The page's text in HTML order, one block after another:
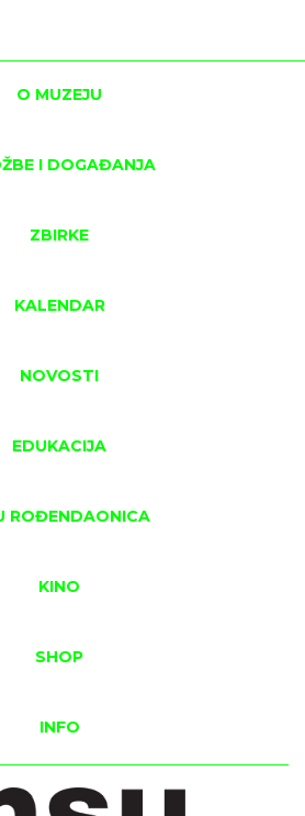
O MUZEJU
I DOGAĐANJA
ZBIRKE
KALENDAR
NOVOSTI
EDUKACIJA
ROĐENDAONICA
KINO
SHOP
INFO